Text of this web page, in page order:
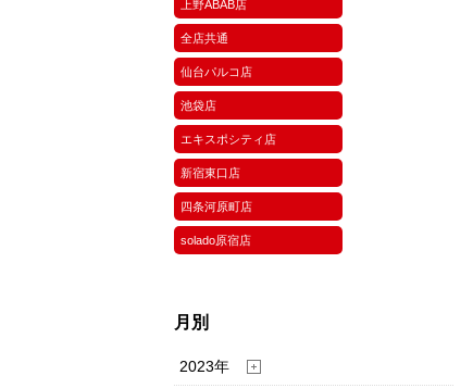
上野ABAB店
全店共通
仙台パルコ店
池袋店
エキスポシティ店
新宿東口店
四条河原町店
solado原宿店
月別
2023年